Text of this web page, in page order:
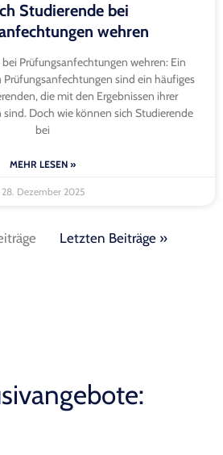
Studierende bei
wehren
Prüfungsanfechtungen wehren: Ein
sind ein häufiges
die mit den Ergebnissen ihrer
Doch wie können sich Studierende
bei
MEHR LESEN »
28. Dezember 2025
Letzten Beiträge »